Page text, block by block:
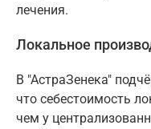
лечения.
Локальное
В "АстраЗенека"
что себестоимость
чем у